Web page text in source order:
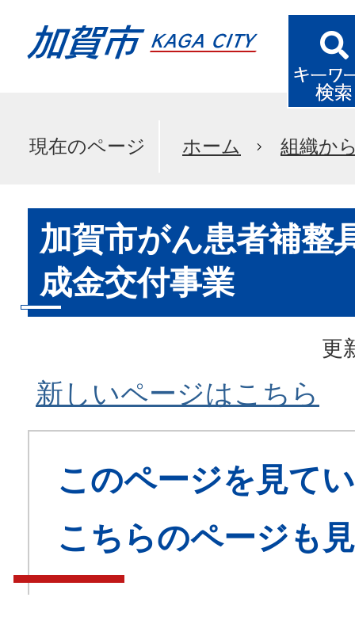
現在のページ ホーム 組織か
加賀市がん患者補整
成金交付事業
更
新しいページはこちら
このページを見て
こちらのページも